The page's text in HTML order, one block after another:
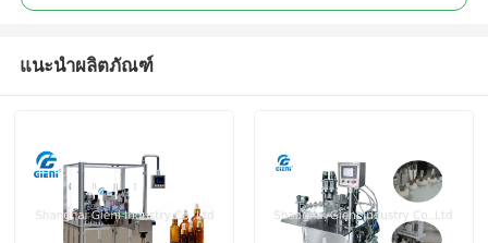
แนะนำผลิตภัณฑ์